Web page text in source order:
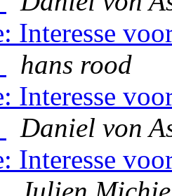
Interesse
hans rood
Interesse
Daniel von
Interesse